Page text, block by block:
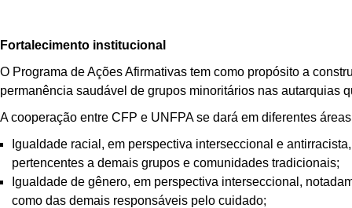
Fortalecimento institucional
O Programa de Ações Afirmativas tem como propósito a
permanência saudável de grupos minoritários nas autarquias
A cooperação entre CFP e UNFPA se dará em diferentes
Igualdade racial, em perspectiva interseccional e
pertencentes a demais grupos e comunidades tradicionais;
Igualdade de gênero, em perspectiva interseccional,
como das demais responsáveis pelo cuidado;